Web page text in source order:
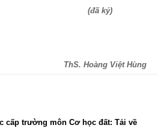
(đã ký)
ThS. Hoàng Việt Hùng
cấp trường môn Cơ học đất: Tải về